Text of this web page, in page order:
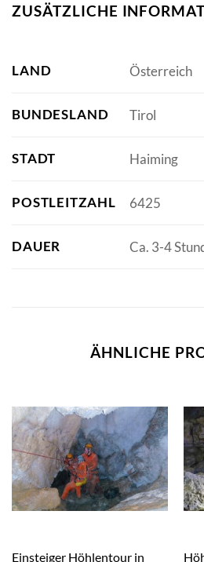
ZUSÄTZLICHE
LAND Österreich
BUNDESLAND Tirol
STADT Haiming
POSTLEITZAHL 6425
DAUER Ca. 3-4
ÄHNLICHE
Einsteiger Höhlentour in